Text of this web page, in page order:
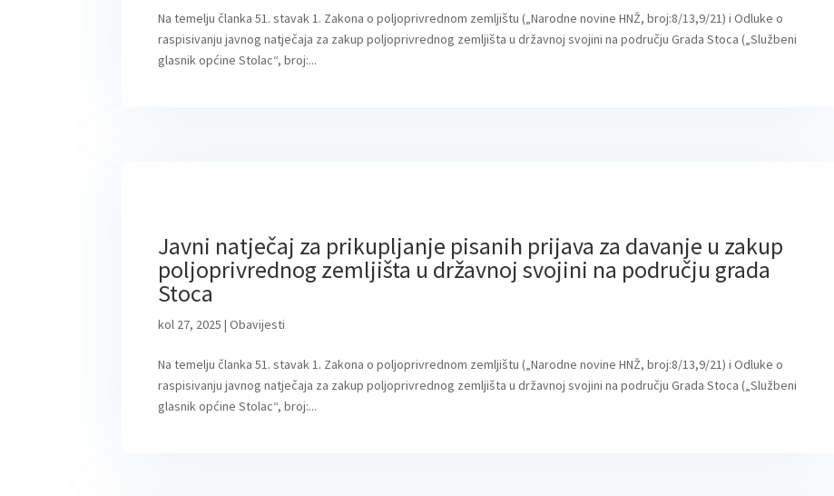
Na temelju članka 51. stavak 1. Zakona o poljoprivrednom zemljištu („Narodne novine HNŽ, broj:8/13,9/21) i Odluke o
raspisivanju javnog natječaja za zakup poljoprivrednog zemljišta u državnoj svojini na području Grada Stoca („Službeni
glasnik općine Stolac“, broj:...
Javni natječaj za prikupljanje pisanih prijava za davanje u zakup
poljoprivrednog zemljišta u državnoj svojini na području grada
Stoca
kol 27, 2025 |Obavijesti
Na temelju članka 51. stavak 1. Zakona o poljoprivrednom zemljištu („Narodne novine HNŽ, broj:8/13,9/21) i Odluke o
raspisivanju javnog natječaja za zakup poljoprivrednog zemljišta u državnoj svojini na području Grada Stoca („Službeni
glasnik općine Stolac“, broj:...